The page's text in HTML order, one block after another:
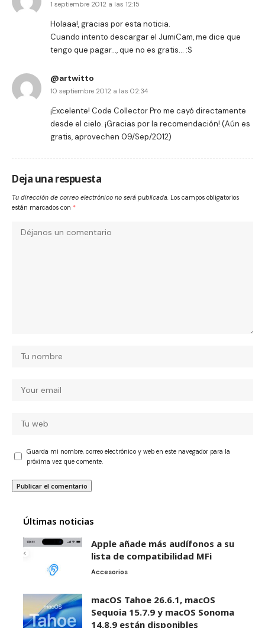
1 septiembre 2012 a las 12:15
Holaaa!, gracias por esta noticia.
Cuando intento descargar el JumiCam, me dice que
tengo que pagar…, que no es gratis… :S
@artwitto
10 septiembre 2012 a las 02:34
¡Excelente! Code Collector Pro me cayó directamente
desde el cielo. ¡Gracias por la recomendación! (Aún es
gratis, aprovechen 09/Sep/2012)
Deja una respuesta
Tu dirección de correo electrónico no será publicada. Los campos obligatorios
están marcados con *
Guarda mi nombre, correo electrónico y web en este navegador para la
próxima vez que comente.
Últimas noticias
Apple añade más audífonos a su
lista de compatibilidad MFi
Accesorios
macOS Tahoe 26.6.1, macOS
Sequoia 15.7.9 y macOS Sonoma
14.8.9 están disponibles